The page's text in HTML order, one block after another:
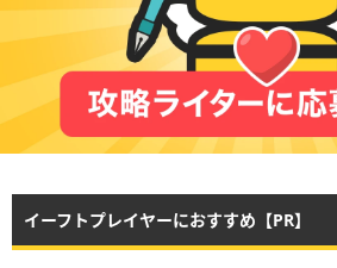
イーフトプレイヤーにおすすめ【PR】